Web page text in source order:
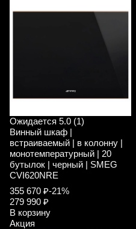
Ожидается 5.0 (1)
Винный шкаф |
встраиваемый | в колонну |
монотемпературный | 20
бутылок | черный | SMEG
CVI620NRE
355 670 ₽-21%
279 990 ₽
В корзину
Акция